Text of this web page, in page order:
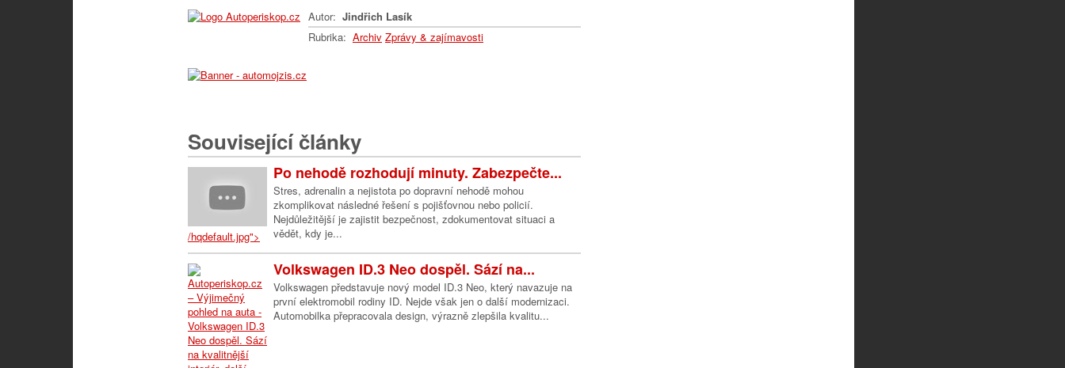
Autor: Jindřich Lasík
Rubrika: Archiv Zprávy & zajímavosti
Související články
/hqdefault.jpg">
Po nehodě rozhodují minuty. Zabezpečte...
Stres, adrenalin a nejistota po dopravní nehodě mohou
zkomplikovat následné řešení s pojišťovnou nebo policií.
Nejdůležitější je zajistit bezpečnost, zdokumentovat situaci a
vědět, kdy je...
Volkswagen ID.3 Neo dospěl. Sází na...
Volkswagen představuje nový model ID.3 Neo, který navazuje na
první elektromobil rodiny ID. Nejde však jen o další modernizaci.
Automobilka přepracovala design, výrazně zlepšila kvalitu...